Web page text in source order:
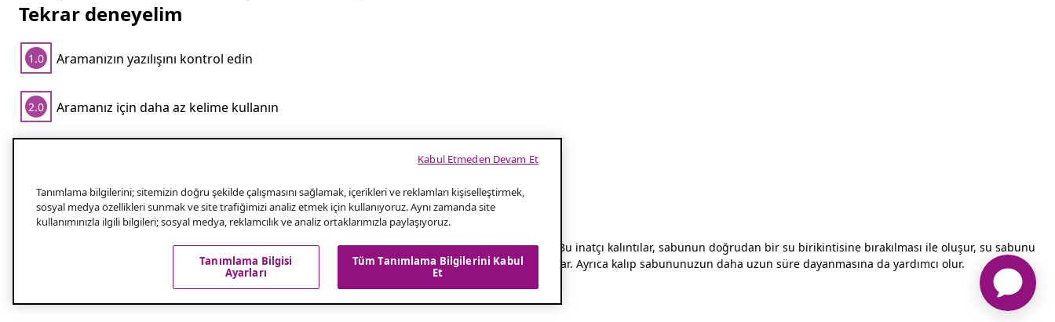
Tekrar deneyelim
1.0 Aramanızın yazılışını kontrol edin
2.0 Aramanız için daha az kelime kullanın
Popüler aramalar
En iyi sabunluk nasıl seçilir?
Sabunluk, duşakabin kenarlarınızın ve tezgahınızın çirkin sabun kalıntılarıyla kirlenmesine engel olur. Bu inatçı kalıntılar, sabunun doğrudan bir su birikintisine bırakılması ile oluşur, su sabunu
yumuşatır ve çözer. İyi bir sabunluk, kalıp sabununuzu nereye koyarsanız koyun, kuru, katı ve temiz tutar. Ayrıca kalıp sabununuzun daha uzun süre dayanmasına da yardımcı olur.
Tanımlama bilgilerini; sitemizin doğru şekilde çalışmasını sağlamak, içerikleri ve reklamları kişiselleştirmek,
sosyal medya özellikleri sunmak ve site trafiğimizi analiz etmek için kullanıyoruz. Aynı zamanda site
kullanımınızla ilgili bilgileri; sosyal medya, reklamcılık ve analiz ortaklarımızla paylaşıyoruz.
Tüm Tanımlama Bilgilerini Kabul
Et
Tanımlama Bilgisi
Ayarları
Kabul Etmeden Devam Et